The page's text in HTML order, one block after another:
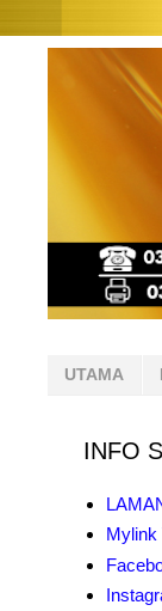
UTAMA
INFO
Mylink